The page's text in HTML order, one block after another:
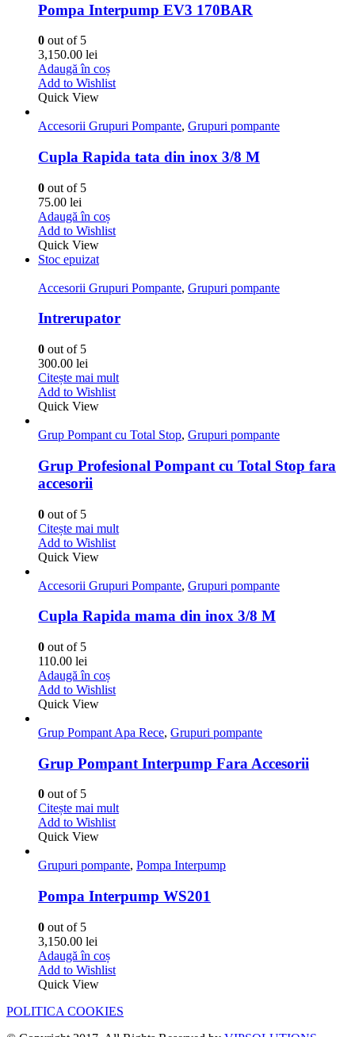
Pompa Interpump EV3 170BAR
0 out of 5
3,150.00 lei
Adaugă în coș
Add to Wishlist
Quick View
Accesorii Grupuri Pompante, Grupuri pompante
Cupla Rapida tata din inox 3/8 M
0 out of 5
75.00 lei
Adaugă în coș
Add to Wishlist
Quick View
Stoc epuizat
Accesorii Grupuri Pompante, Grupuri pompante
Intrerupator
0 out of 5
300.00 lei
Citește mai mult
Add to Wishlist
Quick View
Grup Pompant cu Total Stop, Grupuri pompante
Grup Profesional Pompant cu Total Stop fara
accesorii
0 out of 5
Citește mai mult
Add to Wishlist
Quick View
Accesorii Grupuri Pompante, Grupuri pompante
Cupla Rapida mama din inox 3/8 M
0 out of 5
110.00 lei
Adaugă în coș
Add to Wishlist
Quick View
Grup Pompant Apa Rece, Grupuri pompante
Grup Pompant Interpump Fara Accesorii
0 out of 5
Citește mai mult
Add to Wishlist
Quick View
Grupuri pompante, Pompa Interpump
Pompa Interpump WS201
0 out of 5
3,150.00 lei
Adaugă în coș
Add to Wishlist
Quick View
POLITICA COOKIES